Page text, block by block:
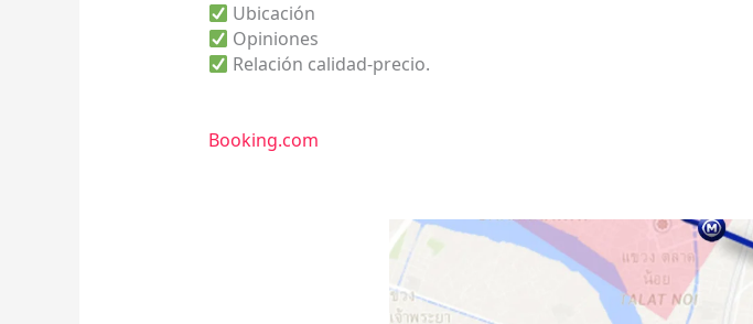
Ubicación
Opiniones
Relación calidad-precio.
Booking.com